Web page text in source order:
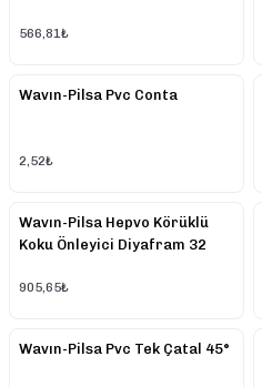
566,81₺
Wavın-Pilsa Pvc Conta
2,52₺
Wavın-Pilsa Hepvo Körüklü
Koku Önleyici Diyafram 32
905,65₺
Wavın-Pilsa Pvc Tek Çatal 45°